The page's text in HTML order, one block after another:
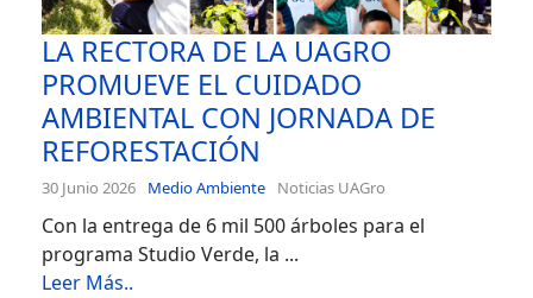
LA RECTORA DE LA UAGRO
PROMUEVE EL CUIDADO
AMBIENTAL CON JORNADA DE
REFORESTACIÓN
30 Junio 2026 Medio Ambiente Noticias UAGro
Con la entrega de 6 mil 500 árboles para el
programa Studio Verde, la ...
Leer Más..